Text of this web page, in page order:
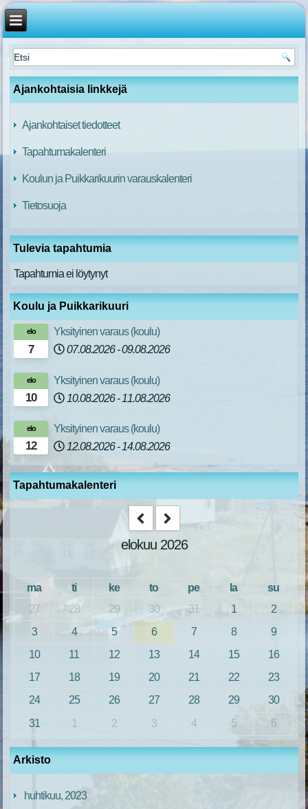
Ajankohtaisia linkkejä
Ajankohtaiset tiedotteet
Tapahtumakalenteri
Koulun ja Puikkarikuurin varauskalenteri
Tietosuoja
Tulevia tapahtumia
Tapahtumia ei löytynyt
Koulu ja Puikkarikuuri
7
elo
Yksityinen varaus (koulu)
07.08.2026 - 09.08.2026
10
elo
Yksityinen varaus (koulu)
10.08.2026 - 11.08.2026
12
elo
Yksityinen varaus (koulu)
12.08.2026 - 14.08.2026
Tapahtumakalenteri
elokuu 2026
ma ti ke to pe la
su
27
28 29 30 31 1
2
3
4 5 6 7 8
9
10
11 12 13 14 15
16
17
18 19 20 21 22
23
24
25 26 27 28 29
30
31
1 2 3 4 5 6
Arkisto
huhtikuu, 2023